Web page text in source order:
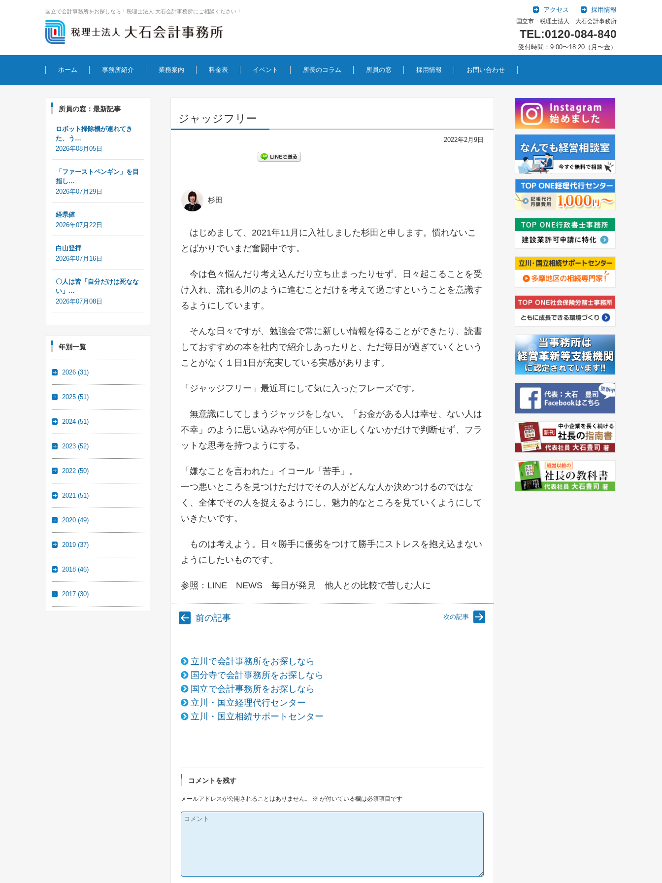
国立で会計事務所をお探しなら！税理士法人 大石会計事務所にご相談ください！ アクセス 採用情報
国立市 税理士法人 大石会計事務所
TEL:0120-084-840
受付時間：9:00〜18:20（月〜金）
ホーム
事務所紹介 業務案内 料金表 イベント 所長のコラム 所員の窓 採用情報 お問い合わせ
ジャッジフリー
2022年2月9日
杉田
はじめまして、2021年11月に入社しました杉田と申します。慣れないこ
とばかりでいまだ奮闘中です。
今は色々悩んだり考え込んだり立ち止まったりせず、日々起こることを受
け入れ、流れる川のように進むことだけを考えて過ごすということを意識す
るようにしています。
そんな日々ですが、勉強会で常に新しい情報を得ることができたり、読書
しておすすめの本を社内で紹介しあったりと、ただ毎日が過ぎていくという
ことがなく１日1日が充実している実感があります。
「ジャッジフリー」最近耳にして気に入ったフレーズです。
無意識にしてしまうジャッジをしない。「お金がある人は幸せ、ない人は
不幸」のように思い込みや何が正しいか正しくないかだけで判断せず、フラ
ットな思考を持つようにする。
「嫌なことを言われた」イコール「苦手」。
一つ悪いところを見つけただけでその人がどんな人か決めつけるのではな
く、全体でその人を捉えるようにし、魅力的なところを見ていくようにして
いきたいです。
ものは考えよう。日々勝手に優劣をつけて勝手にストレスを抱え込まない
ようにしたいものです。
参照：LINE NEWS 毎日が発見 他人との比較で苦しむ人に
前の記事 次の記事
立川で会計事務所をお探しなら
国分寺で会計事務所をお探しなら
国立で会計事務所をお探しなら
立川・国立経理代行センター
立川・国立相続サポートセンター
コメントを残す
メールアドレスが公開されることはありません。 ※ が付いている欄は必須項目です
所員の窓：最新記事
ロボット掃除機が連れてき
た、う…
2026年08月05日
「ファーストペンギン」を目
指し…
2026年07月29日
経県値
2026年07月22日
白山登拝
2026年07月16日
〇人は皆「自分だけは死なな
い」…
2026年07月08日
年別一覧
2026(31)
2025(51)
2024(51)
2023(52)
2022(50)
2021(51)
2020(49)
2019(37)
2018(46)
2017(30)